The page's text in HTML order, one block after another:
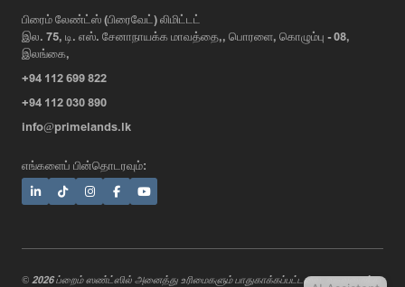
பிரைம் லேண்ட்ஸ் (பிரைவேட்) லிமிட்டட்
இல. 75, டி. எஸ். சேனாநாயக்க மாவத்தை,, பொரளை, கொழும்பு - 08,
இலங்கை,
+94 112 699 822
+94 112 030 890
info@primelands.lk
எங்களைப் பின்தொடரவும்:
© 2026 ப்றைம் ஸண்ட்ஸில் அனைத்து உரிமைகளும் பாதுகாக்கப்பட்டவை. வடிவமைத்து